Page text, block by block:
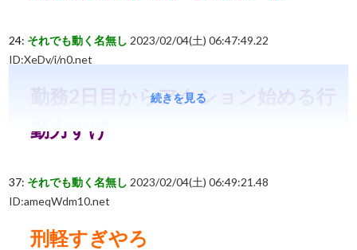
24: それでも動く名無し 2023/02/04(土) 06:47:49.22
ID:XeDv/i/n0.net
勤務2日目からアクション始める行
動力すげ
37: それでも動く名無し 2023/02/04(土) 06:49:21.48
ID:ameqWdm10.net
刑軽すぎやろ
続きを見る